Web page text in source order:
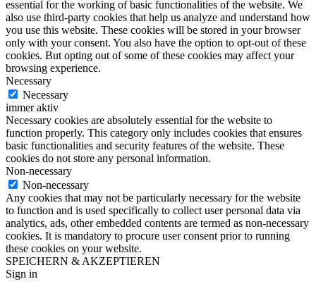
essential for the working of basic functionalities of the website. We
also use third-party cookies that help us analyze and understand how
you use this website. These cookies will be stored in your browser
only with your consent. You also have the option to opt-out of these
cookies. But opting out of some of these cookies may affect your
browsing experience.
Necessary
Necessary
immer aktiv
Necessary cookies are absolutely essential for the website to
function properly. This category only includes cookies that ensures
basic functionalities and security features of the website. These
cookies do not store any personal information.
Non-necessary
Non-necessary
Any cookies that may not be particularly necessary for the website
to function and is used specifically to collect user personal data via
analytics, ads, other embedded contents are termed as non-necessary
cookies. It is mandatory to procure user consent prior to running
these cookies on your website.
SPEICHERN & AKZEPTIEREN
Sign in